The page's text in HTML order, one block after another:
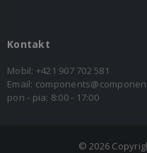
Kontakt
Mobil: +421 907 702 581
Email:
pon - pia: 8:00 - 17:00
©2026